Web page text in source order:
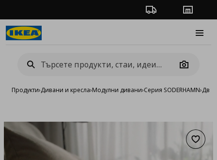
Проследяване на
Camera
Продукти›Дивани и кресла›Модулни дивани›Серия SODERHAMN›